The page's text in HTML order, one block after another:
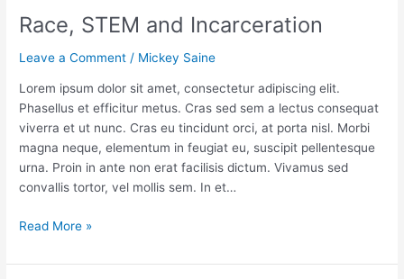
Race, STEM and Incarceration
Leave a Comment / Mickey Saine
Lorem ipsum dolor sit amet, consectetur adipiscing elit.
Phasellus et efficitur metus. Cras sed sem a lectus consequat
viverra et ut nunc. Cras eu tincidunt orci, at porta nisl. Morbi
magna neque, elementum in feugiat eu, suscipit pellentesque
urna. Proin in ante non erat facilisis dictum. Vivamus sed
convallis tortor, vel mollis sem. In et…
Read More »